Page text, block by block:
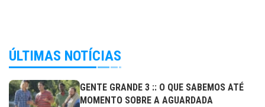
ÚLTIMAS NOTÍCIAS
GENTE GRANDE 3 :: O QUE SABEMOS ATÉ
MOMENTO SOBRE A AGUARDADA